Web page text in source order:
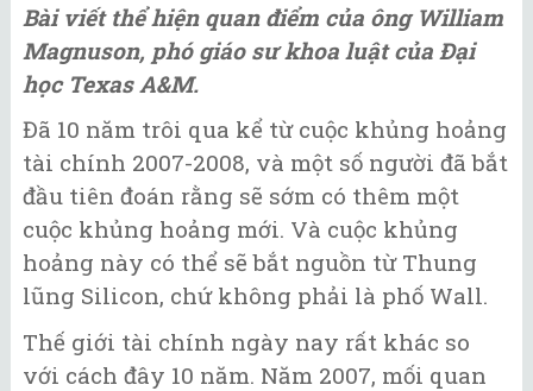
Bài viết thể hiện quan điểm của ông William
Magnuson, phó giáo sư khoa luật của Đại
học Texas A&M.
Đã 10 năm trôi qua kể từ cuộc khủng hoảng
tài chính 2007-2008, và một số người đã bắt
đầu tiên đoán rằng sẽ sớm có thêm một
cuộc khủng hoảng mới. Và cuộc khủng
hoảng này có thể sẽ bắt nguồn từ Thung
lũng Silicon, chứ không phải là phố Wall.
Thế giới tài chính ngày nay rất khác so
với cách đây 10 năm. Năm 2007, mối quan